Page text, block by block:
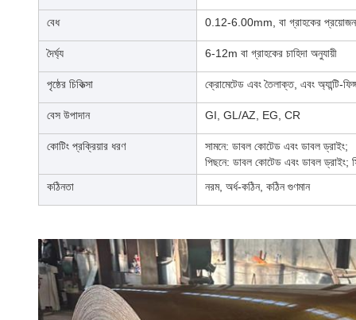
বেধ 0.12-6.00mm, বা গ্রাহকের প্রয়োজন
দৈর্ঘ্য 6-12m বা গ্রাহকের চাহিদা অনুযায়ী
পৃষ্ঠের চিকিত্সা ক্রোমেটেড এবং তৈলাক্ত, এবং অ্যান্টি-
বেস উপাদান GI, GL/AZ, EG, CR
কোটিং প্রক্রিয়ার ধরণ
সামনে: ডাবল কোটেড এবং ডাবল ড্রাইং;
পিছনে: ডাবল কোটেড এবং ডাবল ড্রাইং;
কঠিনতা
নরম, অর্ধ-কঠিন, কঠিন গুণমান